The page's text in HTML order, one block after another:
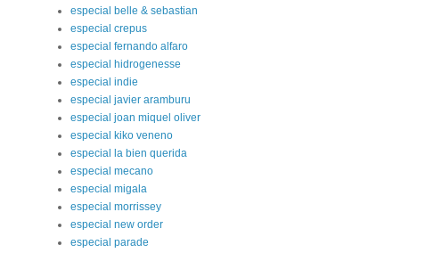
especial belle & sebastian
especial crepus
especial fernando alfaro
especial hidrogenesse
especial indie
especial javier aramburu
especial joan miquel oliver
especial kiko veneno
especial la bien querida
especial mecano
especial migala
especial morrissey
especial new order
especial parade